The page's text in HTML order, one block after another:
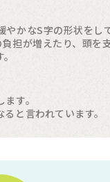
かなS字の形状をし
担が増えたり、頭を
す。
と言われています。